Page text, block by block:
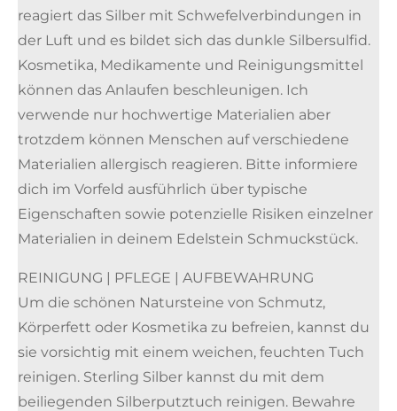
reagiert das Silber mit Schwefelverbindungen in
der Luft und es bildet sich das dunkle Silbersulfid.
Kosmetika, Medikamente und Reinigungsmittel
können das Anlaufen beschleunigen. Ich
verwende nur hochwertige Materialien aber
trotzdem können Menschen auf verschiedene
Materialien allergisch reagieren. Bitte informiere
dich im Vorfeld ausführlich über typische
Eigenschaften sowie potenzielle Risiken einzelner
Materialien in deinem Edelstein Schmuckstück.
REINIGUNG | PFLEGE | AUFBEWAHRUNG
Um die schönen Natursteine von Schmutz,
Körperfett oder Kosmetika zu befreien, kannst du
sie vorsichtig mit einem weichen, feuchten Tuch
reinigen. Sterling Silber kannst du mit dem
beiliegenden Silberputztuch reinigen. Bewahre